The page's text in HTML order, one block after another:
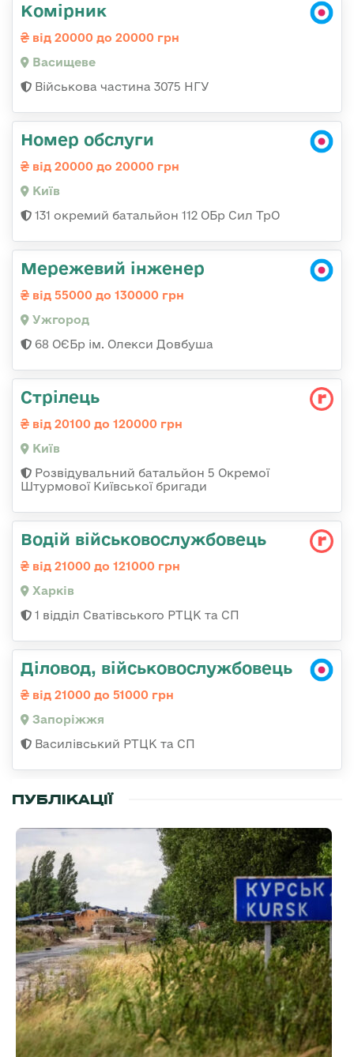
Комірник
від 20000 до 20000 грн
Васищеве
Військова частина 3075 НГУ
Номер обслуги
від 20000 до 20000 грн
Київ
131 окремий батальйон 112 ОБр Сил ТрО
Мережевий інженер
від 55000 до 130000 грн
Ужгород
68 ОЄБр ім. Олекси Довбуша
Стрілець
від 20100 до 120000 грн
Київ
Розвідувальний батальйон 5 Окремої
Штурмової Київської бригади
Водій військовослужбовець
від 21000 до 121000 грн
Харків
1 відділ Сватівського РТЦК та СП
Діловод, військовослужбовець
від 21000 до 51000 грн
Запоріжжя
Василівський РТЦК та СП
ПУБЛІКАЦІЇ